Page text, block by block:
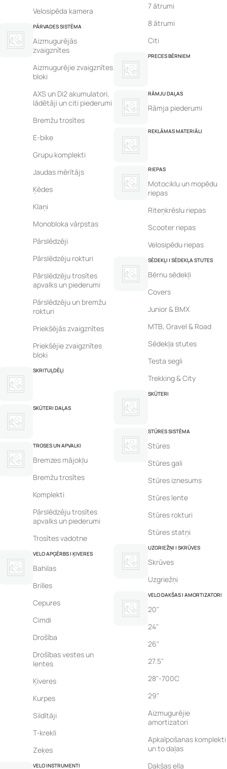
7 ātrumi
8 ātrumi
Citi
Velosipēda kamera
PĀRVADES SISTĒMA
Aizmugurējās
zvaigznītes
Aizmugurējie zvaigznītes
bloki
AXS un Di2 akumulatori,
lādētāji un citi piederumi
Bremžu trosītes
E-bike
Grupu komplekti
Jaudas mērītājs
Ķēdes
Klaņi
Monobloka vārpstas
Pārslēdzēji
Pārslēdzēju rokturi
Pārslēdzēju trosītes
apvalks un piederumi
Pārslēdzēju un bremžu
rokturi
Priekšējās zvaigznītes
Priekšējie zvaigznītes
bloki
PRECES BĒRNIEM
RĀMJU DAĻAS
Rāmja piederumi
REKLĀMAS MATERIĀLI
RIEPAS
Motociklu un mopēdu
riepas
Riteņkrēslu riepas
Scooter riepas
Velosipēdu riepas
SĒDEKĻI | SĒDEKĻA STUTES
Bērnu sēdekļi
Covers
Junior & BMX
MTB, Gravel & Road
Sēdekļa stutes
Testa segli
Trekking & City
SKRITUĻDĒĻI
SKŪTERI
SKŪTERI DAĻAS
STŪRES SISTĒMA
Stūres
Stūres gali
Stūres iznesums
Stūres lente
Stūres rokturi
Stūres statņi
TROSES UN APVALKI
Bremzes mājokļu
Bremžu trosītes
Komplekti
Pārslēdzēju trosītes
apvalks un piederumi
Trosītes vadotne
UZGRIEŽŅI | SKRŪVES
Skrūves
Uzgriežņi
VELO APĢĒRBS | ĶIVERES
Bahilas
Brilles
Cepures
Cimdi
Drošība
Drošības vestes un
lentes
Ķiveres
Kurpes
Sildītāji
T-krekli
Zeķes
VELO DAKŠAS | AMORTIZATORI
20"
24"
26"
27.5"
28"-700C
29"
Aizmugurējie
amortizatori
Apkalpošanas komplekti
un to daļas
Dakšas eļļa
VELO INSTRUMENTI